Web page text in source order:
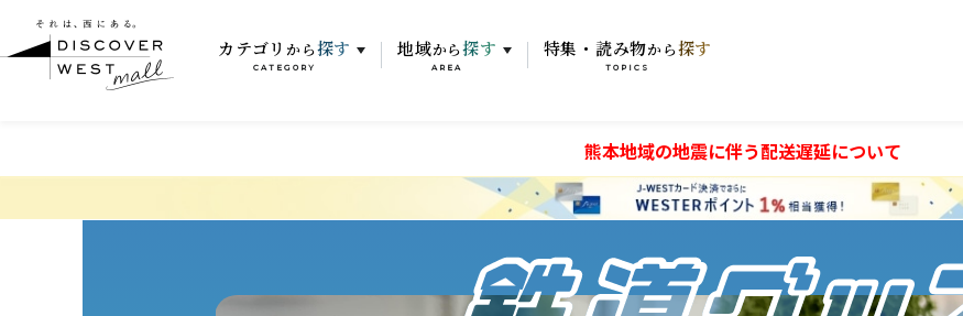
カテゴリ から 探す
CATEGORY
地域から 探す
AREA
特集・読み物から 探す
TOPICS
熊本地域の地震に伴う配送遅延について